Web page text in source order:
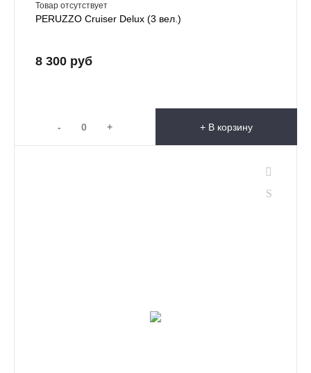
Товар отсутствует
PERUZZO Cruiser Delux (3 вел.)
8 300 руб
- + + В корзину